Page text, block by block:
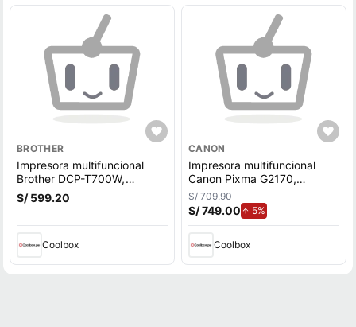
BROTHER
Impresora multifuncional
Brother DCP-T700W,
inyección de tinta,
inalámbrica, Wi-Fi, con
S/ 599.20
Coolbox
CANON
Impresora multifuncional
Canon Pixma G2170,
inyección de tinta,
alámbrica, con tanques
recargables
S/ 709.90
S/ 749.00 5%de aumento.
Coolbox